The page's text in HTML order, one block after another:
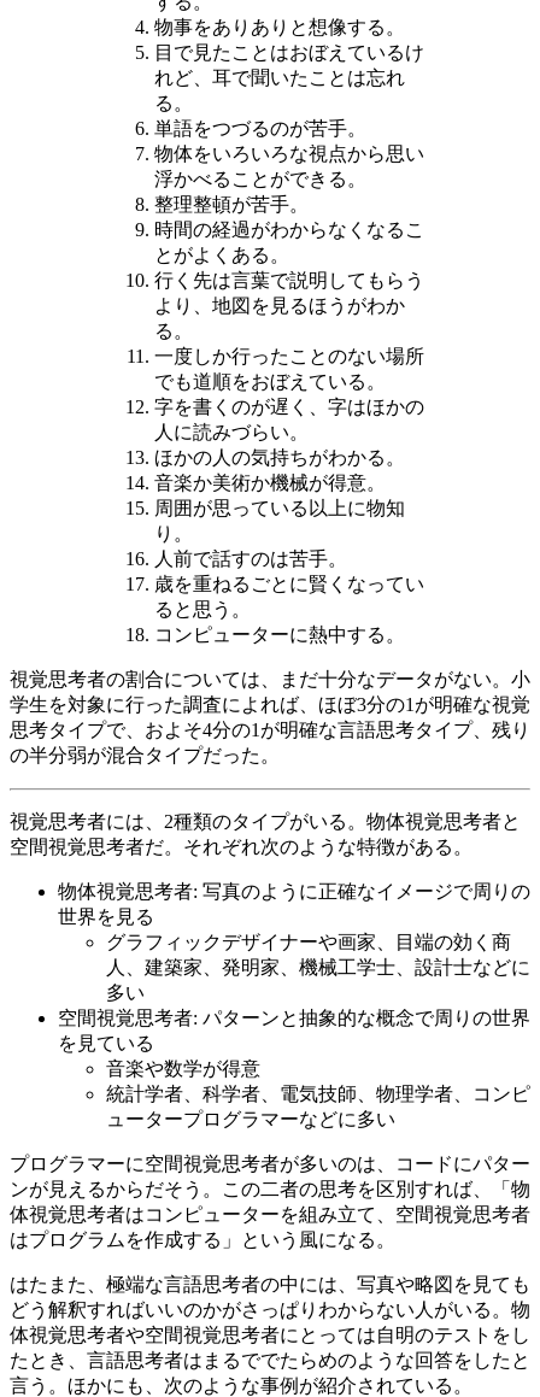
物事をありありと想像する。
目で見たことはおぼえているけ
れど、耳で聞いたことは忘れ
る。
単語をつづるのが苦手。
物体をいろいろな視点から思い
浮かべることができる。
整理整頓が苦手。
時間の経過がわからなくなるこ
とがよくある。
行く先は言葉で説明してもらう
より、地図を見るほうがわか
る。
一度しか行ったことのない場所
でも道順をおぼえている。
字を書くのが遅く、字はほかの
人に読みづらい。
ほかの人の気持ちがわかる。
音楽か美術か機械が得意。
周囲が思っている以上に物知
り。
人前で話すのは苦手。
歳を重ねるごとに賢くなってい
ると思う。
コンピューターに熱中する。
視覚思考者の割合については、まだ十分なデータがない。小
学生を対象に行った調査によれば、ほぼ3分の1が明確な視覚
思考タイプで、およそ4分の1が明確な言語思考タイプ、残り
の半分弱が混合タイプだった。
視覚思考者には、2種類のタイプがいる。物体視覚思考者と
空間視覚思考者だ。それぞれ次のような特徴がある。
物体視覚思考者: 写真のように正確なイメージで周りの
世界を見る
グラフィックデザイナーや画家、目端の効く商
人、建築家、発明家、機械工学士、設計士などに
多い
空間視覚思考者: パターンと抽象的な概念で周りの世界
を見ている
音楽や数学が得意
統計学者、科学者、電気技師、物理学者、コンピ
ュータープログラマーなどに多い
プログラマーに空間視覚思考者が多いのは、コードにパター
ンが見えるからだそう。この二者の思考を区別すれば、「物
体視覚思考者はコンピューターを組み立て、空間視覚思考者
はプログラムを作成する」という風になる。
はたまた、極端な言語思考者の中には、写真や略図を見ても
どう解釈すればいいのかがさっぱりわからない人がいる。物
体視覚思考者や空間視覚思考者にとっては自明のテストをし
たとき、言語思考者はまるででたらめのような回答をしたと
言う。ほかにも、次のような事例が紹介されている。